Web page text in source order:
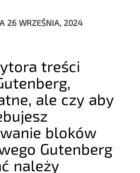
26 WRZEŚNIA, 2024
treści
ale czy aby
bloków
Gutenberg
należy